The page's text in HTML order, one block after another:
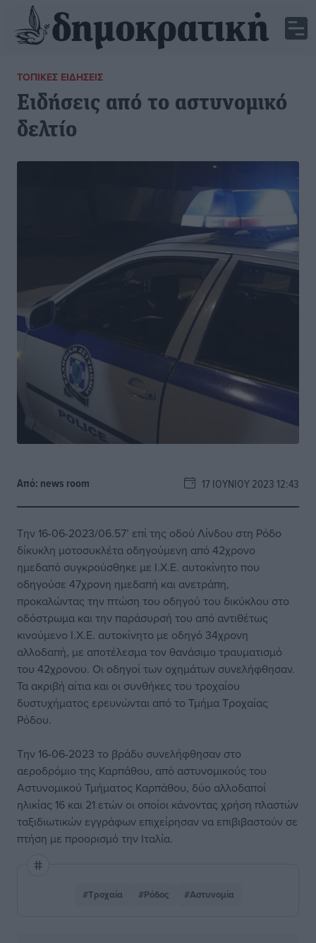
ΤΟΠΙΚΈΣ ΕΙΔΉΣΕΙΣ
Ειδήσεις από το αστυνομικό
δελτίο
Από: news room 17 ΙΟΥΝΊΟΥ 2023 12:43
Την 16-06-2023/06.57’ επί της οδού Λίνδου στη Ρόδο
δίκυκλη μοτοσυκλέτα οδηγούμενη από 42χρονο
ημεδαπό συγκρούσθηκε με Ι.Χ.Ε. αυτοκίνητο που
οδηγούσε 47χρονη ημεδαπή και ανετράπη,
προκαλώντας την πτώση του οδηγού του δικύκλου στο
οδόστρωμα και την παράσυρσή του από αντιθέτως
κινούμενο Ι.Χ.Ε. αυτοκίνητο με οδηγό 34χρονη
αλλοδαπή, με αποτέλεσμα τον θανάσιμο τραυματισμό
του 42χρονου. Οι οδηγοί των οχημάτων συνελήφθησαν.
Τα ακριβή αίτια και οι συνθήκες του τροχαίου
δυστυχήματος ερευνώνται από το Τμήμα Τροχαίας
Ρόδου.
Την 16-06-2023 το βράδυ συνελήφθησαν στο
αεροδρόμιο της Καρπάθου, από αστυνομικούς του
Αστυνομικού Τμήματος Καρπάθου, δύο αλλοδαποί
ηλικίας 16 και 21 ετών οι οποίοι κάνοντας χρήση πλαστών
ταξιδιωτικών εγγράφων επιχείρησαν να επιβιβαστούν σε
πτήση με προορισμό την Ιταλία.
#Τροχαία #Ρόδος #Αστυνομία